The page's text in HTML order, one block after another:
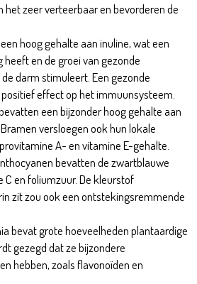
het zeer verteerbaar en bevorderen de
hoog gehalte aan inuline, wat een
en de groei van gezonde
darm stimuleert. Een gezonde
effect op het immuunsysteem.
een bijzonder hoog gehalte aan
versloegen ook hun lokale
A- en vitamine E-gehalte.
bevatten de zwartblauwe
C en foliumzuur. De kleurstof
zit zou ook een ontstekingsremmende
bevat grote hoeveelheden plantaardige
gezegd dat ze bijzondere
hebben, zoals flavonoïden en